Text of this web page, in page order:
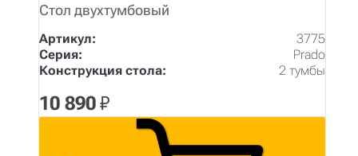
Стол двухтумбовый
Артикул:
3775
Серия:
Prado
Конструкция стола:
2 тумбы
10 890₽